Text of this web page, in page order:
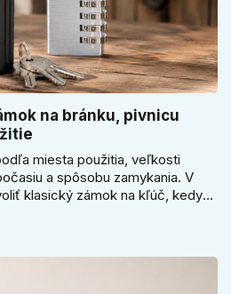
na bránku, pivnicu
miesta použitia, veľkosti
a spôsobu zamykania. V
klasický zámok na kľúč, kedy
záhradnom domčeku neoplatí